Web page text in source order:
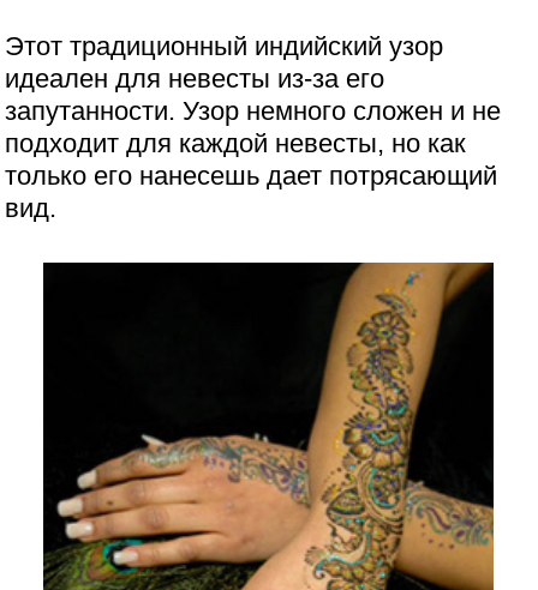
Этот традиционный индийский узор
идеален для невесты из-за его
запутанности. Узор немного сложен и не
подходит для каждой невесты, но как
только его нанесешь дает потрясающий
вид.